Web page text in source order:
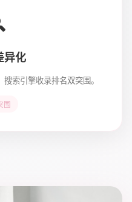
异化
索引擎收录排名双突围。
围